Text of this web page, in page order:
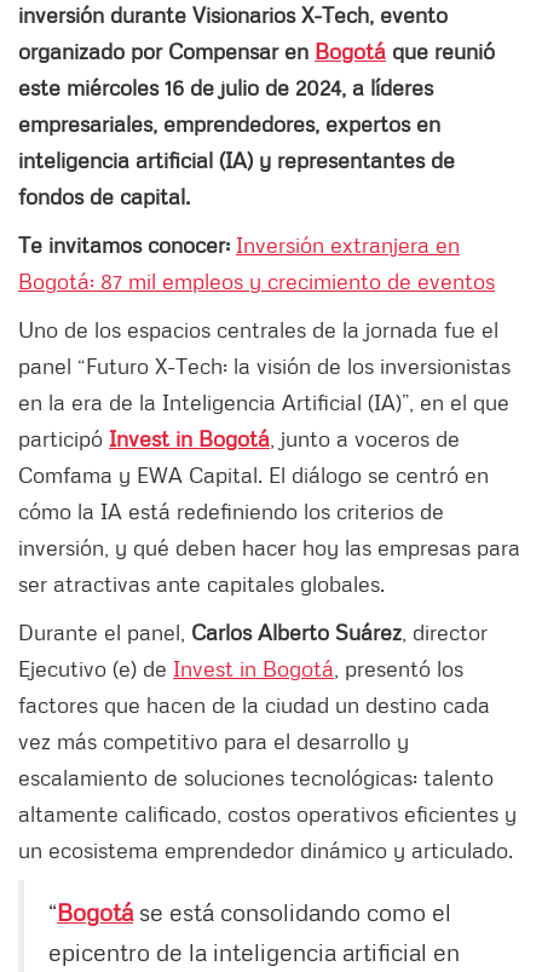
inversión durante Visionarios X-Tech, evento
organizado por Compensar en Bogotá que reunió
este miércoles 16 de julio de 2024, a líderes
empresariales, emprendedores, expertos en
inteligencia artificial (IA) y representantes de
fondos de capital.
Te invitamos conocer: Inversión extranjera en
Bogotá: 87 mil empleos y crecimiento de eventos
Uno de los espacios centrales de la jornada fue el
panel “Futuro X-Tech: la visión de los inversionistas
en la era de la Inteligencia Artificial (IA)”, en el que
participó Invest in Bogotá , junto a voceros de
Comfama y EWA Capital. El diálogo se centró en
cómo la IA está redefiniendo los criterios de
inversión, y qué deben hacer hoy las empresas para
ser atractivas ante capitales globales.
Durante el panel, Carlos Alberto Suárez , director
Ejecutivo (e) de Invest in Bogotá , presentó los
factores que hacen de la ciudad un destino cada
vez más competitivo para el desarrollo y
escalamiento de soluciones tecnológicas: talento
altamente calificado, costos operativos eficientes y
un ecosistema emprendedor dinámico y articulado.
“Bogotá se está consolidando como el
epicentro de la inteligencia artificial en